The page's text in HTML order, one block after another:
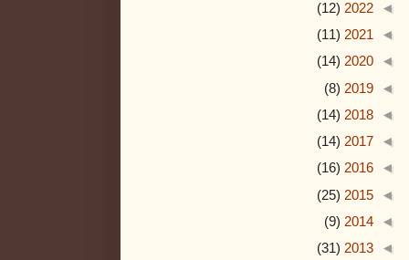
◄
2022
(12)
◄
2021
(11)
◄
2020
(14)
◄
2019
(8)
◄
2018
(14)
◄
2017
(14)
◄
2016
(16)
◄
2015
(25)
◄
2014
(9)
◄
2013
(31)